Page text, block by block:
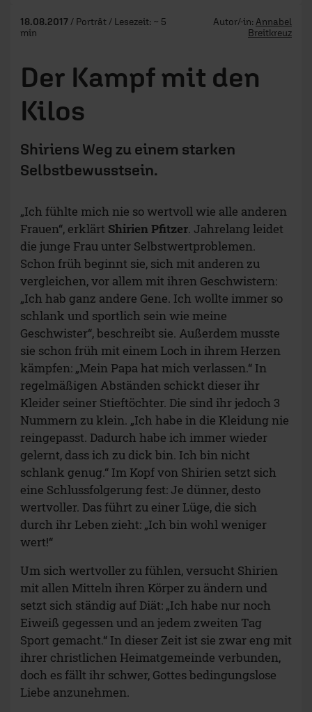
18.08.2017 / Porträt / Lesezeit: ~ 5
min
Autor/-in: Annabel
Breitkreuz
Der Kampf mit den
Kilos
Shiriens Weg zu einem starken
Selbstbewusstsein.
„Ich fühlte mich nie so wertvoll wie alle anderen
Frauen“, erklärt Shirien Pfitzer. Jahrelang leidet
die junge Frau unter Selbstwertproblemen.
Schon früh beginnt sie, sich mit anderen zu
vergleichen, vor allem mit ihren Geschwistern:
„Ich hab ganz andere Gene. Ich wollte immer so
schlank und sportlich sein wie meine
Geschwister“, beschreibt sie. Außerdem musste
sie schon früh mit einem Loch in ihrem Herzen
kämpfen: „Mein Papa hat mich verlassen.“ In
regelmäßigen Abständen schickt dieser ihr
Kleider seiner Stieftöchter. Die sind ihr jedoch 3
Nummern zu klein. „Ich habe in die Kleidung nie
reingepasst. Dadurch habe ich immer wieder
gelernt, dass ich zu dick bin. Ich bin nicht
schlank genug.“ Im Kopf von Shirien setzt sich
eine Schlussfolgerung fest: Je dünner, desto
wertvoller. Das führt zu einer Lüge, die sich
durch ihr Leben zieht: „Ich bin wohl weniger
wert!“
Um sich wertvoller zu fühlen, versucht Shirien
mit allen Mitteln ihren Körper zu ändern und
setzt sich ständig auf Diät: „Ich habe nur noch
Eiweiß gegessen und an jedem zweiten Tag
Sport gemacht.“ In dieser Zeit ist sie zwar eng mit
ihrer christlichen Heimatgemeinde verbunden,
doch es fällt ihr schwer, Gottes bedingungslose
Liebe anzunehmen.